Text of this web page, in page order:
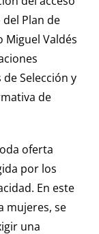
Plan de
Valdés
Selección y
de
oferta
por los
En este
mujeres, se
una